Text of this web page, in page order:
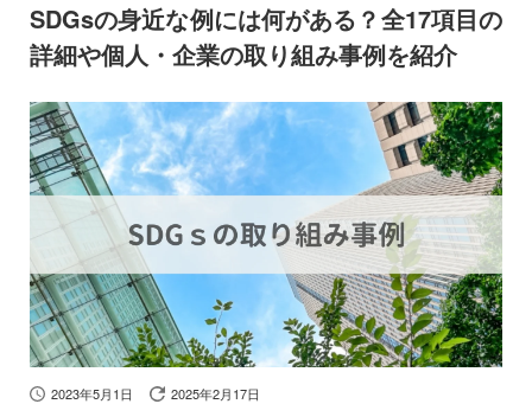
SDGsの身近な例には何がある？全17項目の
詳細や個人・企業の取り組み事例を紹介
2023年5月1日 2025年2月17日